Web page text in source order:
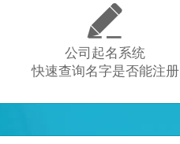

公司起名系统
快速查询名字是否能注册